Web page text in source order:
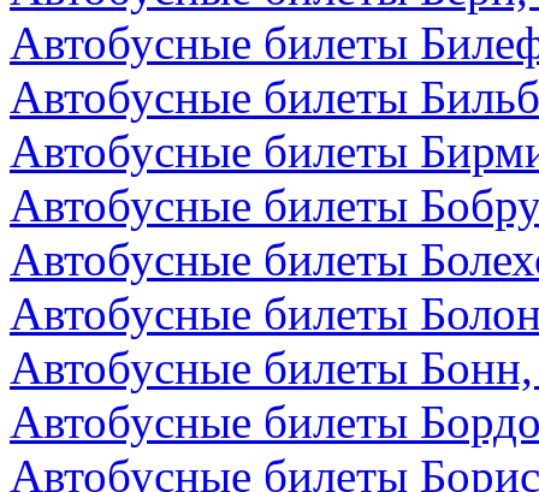
Автобусные билеты
Автобусные билеты
Автобусные билеты
Автобусные билеты
Автобусные билеты
Автобусные билеты
Автобусные билеты
Автобусные билеты
Автобусные билеты